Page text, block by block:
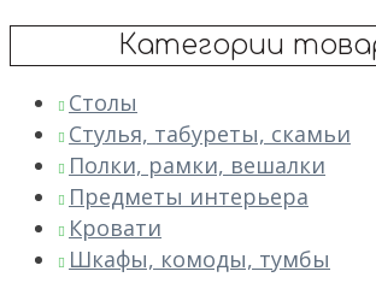
Категории
Столы
Стулья, табуреты, скамьи
Полки, рамки, вешалки
Предметы интерьера
Кровати
Шкафы, комоды, тумбы